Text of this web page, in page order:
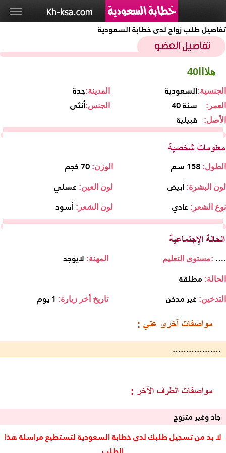
تفاصيل طلب زواج لدى خطابة السعودية
هلااا40
جدةالمدينة: السعوديةالجنسية:
أنثىالجنس: 40 سنة العمر:
قبيلية الأصل:
الوزن: 70 كجم الطول: 158 سم
لون العين: عسلي لون البشرة: أبيض
لون الشعر: أسود نوع الشعر: عادي
المهنة: لايوجد مستوى التعليم: ….
الحالة: مطلقة
تاريخ أخر زيارة: 1 يوم التدخين: غير مدخن
………………
جاد وغير متزوج
لا بد من تسجيل طلبك لدى خطابة السعودية لتستطيع مراسلة هذا